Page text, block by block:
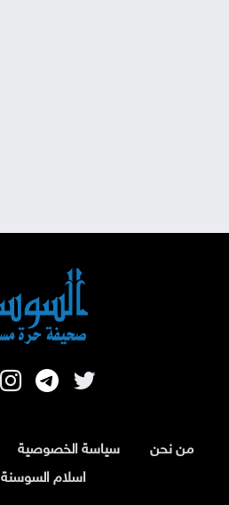
من نحن سياسة الخصوصية
اسلام السوسنة